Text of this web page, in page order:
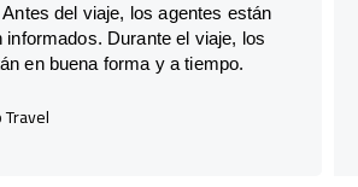
del viaje, los agentes están
informados. Durante el viaje, los
en buena forma y a tiempo.